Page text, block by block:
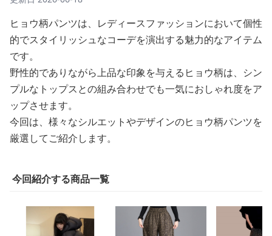
ヒョウ柄パンツは、レディースファッションにおいて個性
的でスタイリッシュなコーデを演出する魅力的なアイテム
です。
野性的でありながら上品な印象を与えるヒョウ柄は、シン
プルなトップスとの組み合わせでも一気におしゃれ度をア
ップさせます。
今回は、様々なシルエットやデザインのヒョウ柄パンツを
厳選してご紹介します。
今回紹介する商品一覧